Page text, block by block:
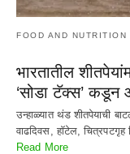
FOOD AND NUTRITION
भारतातील
‘सोडा टॅक्स’
उन्हाळ्यात थंड शीतपेयाची
वाढदिवस, हॉटेल,
Read More